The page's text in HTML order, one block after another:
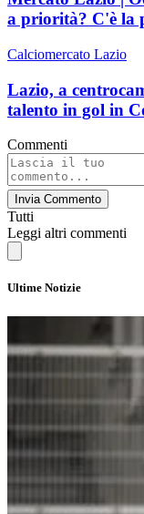
a priorità? C'è la
Calciomercato Lazio
Lazio, a
talento in gol in
Commenti
Invia Commento
Tutti
Leggi altri commenti
Ultime Notizie